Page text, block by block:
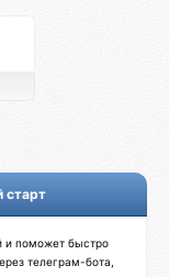
старт
и поможет быстро
телеграм-бота,